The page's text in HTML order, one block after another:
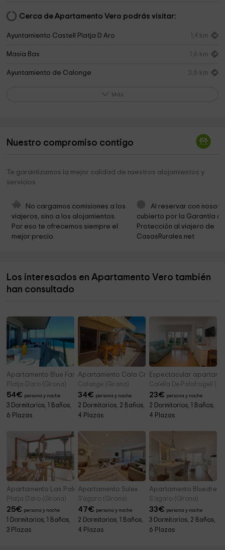
Cerca de Apartamento Vero podrás visitar:
Ayuntamiento Castell Platja D Aro 1,4 km
Masia Bas 1,6 km
Ayuntamiento de Calonge 3,6 km
TURISVOL Helicòpters 4,0 km
Terra De Mar
El Cau De La Costa Brava Museu De La Pesca
Museu de la Pesca
Parròquia de Santa Maria del Mar 4,9 km
Capella del Carme 5,1 km
Más
Nuestro compromiso contigo
Te garantizamos la mejor calidad de nuestros alojamientos y
servicios
No cargamos comisiones a los
viajeros, sino a los alojamientos.
Por eso te ofrecemos siempre el
mejor precio.
Al reservar con
cubierto por la Garantía
Protección al viajero de
CasasRurales.net
Los interesados en Apartamento Vero también
han consultado
Apartamento Blue Fanals
Platja D'aro (Girona)
54€ persona y noche
3 Dormitorios, 1 Baños,
6 Plazas
Apartamento Cala Cristus
Calonge (Girona)
34€ persona y noche
2 Dormitorios, 2 Baños,
4 Plazas
Espectacular
Calella De Palafrugell
23€ persona y noche
2 Dormitorios, 1 Baños,
4 Plazas
Apartamento Las Palmeras
Platja D'aro (Girona)
25€ persona y noche
1 Dormitorios, 1 Baños,
3 Plazas
Apartamento Sulex
S'agaro (Girona)
47€ persona y noche
2 Dormitorios, 1 Baños,
4 Plazas
Apartamento
S'agaro (Girona)
33€ persona y noche
3 Dormitorios, 2 Baños,
6 Plazas